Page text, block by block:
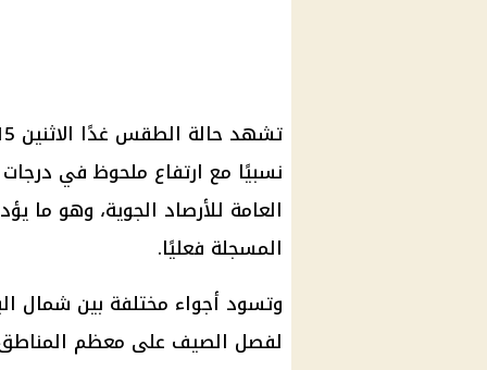
نسبيًا مع ارتفاع ملحوظ في
العامة للأرصاد الجوية، وهو ما
المسجلة فعليًا.
وتسود أجواء مختلفة بين شمال
لفصل الصيف على معظم